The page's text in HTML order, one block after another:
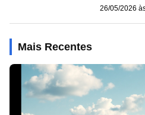
26/05/2026
Mais Recentes